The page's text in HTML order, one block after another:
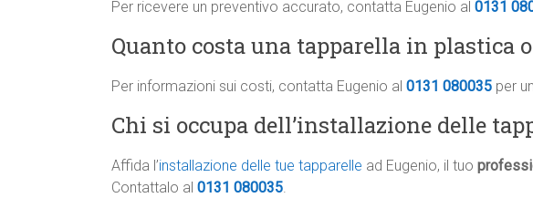
Per ricevere un preventivo accurato, contatta Eugenio al 0131
Quanto costa una tapparella in plastica
Per informazioni sui costi, contatta Eugenio al 0131 080035 per
Chi si occupa dell’installazione delle
Affida l’installazione delle tue tapparelle ad Eugenio, il tuo
Contattalo al 0131 080035.